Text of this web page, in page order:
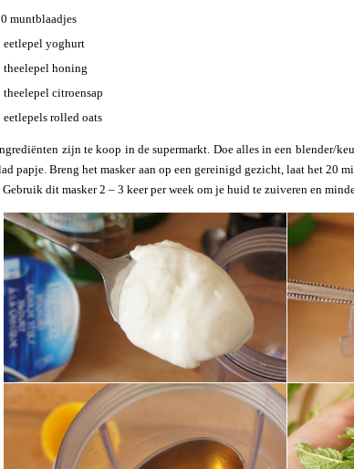
muntblaadjes
eetlepel yoghurt
theelepel honing
theelepel citroensap
eetlepels rolled oats
zijn te koop in de supermarkt. Doe alles in een blender/
papje. Breng het masker aan op een gereinigd gezicht, laat het 20
Gebruik dit masker 2 – 3 keer per week om je huid te zuiveren en